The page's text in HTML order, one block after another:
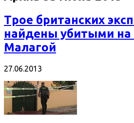
Трое британских
найдены убитыми на
Малагой
27.06.2013